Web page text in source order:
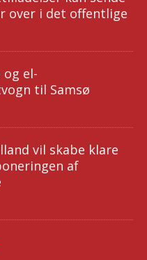
over i det offentlige
og el-
til Samsø
vil skabe klare
af